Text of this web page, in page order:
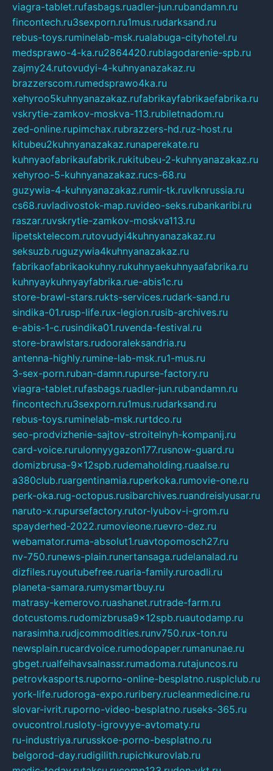
viagra-tablet.rufasbags.ruadler-jun.rubandamn.ru
fincontech.ru3sexporn.ru1mus.rudarksand.ru
rebus-toys.ruminelab-msk.rualabuga-cityhotel.ru
medsprawo-4-ka.ru2864420.rublagodarenie-spb.ru
zajmy24.rutovudyi-4-kuhnyanazakaz.ru
brazzerscom.rumedsprawo4ka.ru
xehyroo5kuhnyanazakaz.rufabrikayfabrikaefabrika.ru
vskrytie-zamkov-moskva-113.rubiletnadom.ru
zed-online.rupimchax.rubrazzers-hd.ruz-host.ru
kitubeu2kuhnyanazakaz.runaperekate.ru
kuhnyaofabrikaufabrik.rukitubeu-2-kuhnyanazakaz.ru
xehyroo-5-kuhnyanazakaz.rucs-68.ru
guzywia-4-kuhnyanazakaz.rumir-tk.ruvlknrussia.ru
cs68.ruvladivostok-map.ruvideo-seks.rubankaribi.ru
raszar.ruvskrytie-zamkov-moskva113.ru
lipetsktelecom.rutovudyi4kuhnyanazakaz.ru
seksuzb.ruguzywia4kuhnyanazakaz.ru
fabrikaofabrikaokuhny.rukuhnyaekuhnyaafabrika.ru
kuhnyaykuhnyayfabrika.rue-abis1c.ru
store-brawl-stars.rukts-services.rudark-sand.ru
sindika-01.rusp-life.rux-legion.rusib-archives.ru
e-abis-1-c.rusindika01.ruvenda-festival.ru
store-brawlstars.rudooraleksandria.ru
antenna-highly.rumine-lab-msk.ru1-mus.ru
3-sex-porn.ruban-damn.rupurse-factory.ru
viagra-tablet.rufasbags.ruadler-jun.rubandamn.ru
fincontech.ru3sexporn.ru1mus.rudarksand.ru
rebus-toys.ruminelab-msk.rurtdco.ru
seo-prodvizhenie-sajtov-stroitelnyh-kompanij.ru
card-voice.rurulonnyygazon177.rusnow-guard.ru
domizbrusa-9x12spb.rudemaholding.ruaalse.ru
a380club.ruargentinamia.ruperkoka.rumovie-one.ru
perk-oka.rug-octopus.rusibarchives.ruandreislyusar.ru
naruto-x.rupursefactory.rutor-lyubov-i-grom.ru
spayderhed-2022.rumovieone.ruevro-dez.ru
webamator.ruma-absolut1.ruavtopomosch27.ru
nv-750.runews-plain.runertansaga.rudelanalad.ru
dizfiles.ruyoutubefree.ruaria-family.ruroadli.ru
planeta-samara.rumysmartbuy.ru
matrasy-kemerovo.ruashanet.rutrade-farm.ru
dotcustoms.rudomizbrusa9x12spb.ruautodamp.ru
narasimha.rudjcommodities.runv750.rux-ton.ru
newsplain.rucardvoice.rumodopaper.rumanunae.ru
gbget.rualfeihavsalnassr.rumadoma.rutajuncos.ru
petrovkasports.ruporno-online-besplatno.rusplclub.ru
york-life.rudoroga-expo.ruribery.rucleanmedicine.ru
slovar-ivrit.ruporno-video-besplatno.ruseks-365.ru
ovucontrol.rusloty-igrovyye-avtomaty.ru
ru-industriya.rurusskoe-porno-besplatno.ru
belgorod-day.rudigilith.rupichkurovlab.ru